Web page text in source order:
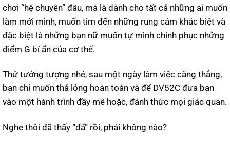
chơi “hệ chuyên” đâu, mà là dành cho tất cả những ai muốn
làm mới mình, muốn tìm đến những rung cảm khác biệt và
đặc biệt là những bạn nữ muốn tự mình chinh phục những
điểm G bí ẩn của cơ thể.
Thử tưởng tượng nhé, sau một ngày làm việc căng thẳng,
bạn chỉ muốn thả lỏng hoàn toàn và để DV52C đưa bạn
vào một hành trình đầy mê hoặc, đánh thức mọi giác quan.
Nghe thôi đã thấy “đã” rồi, phải không nào?